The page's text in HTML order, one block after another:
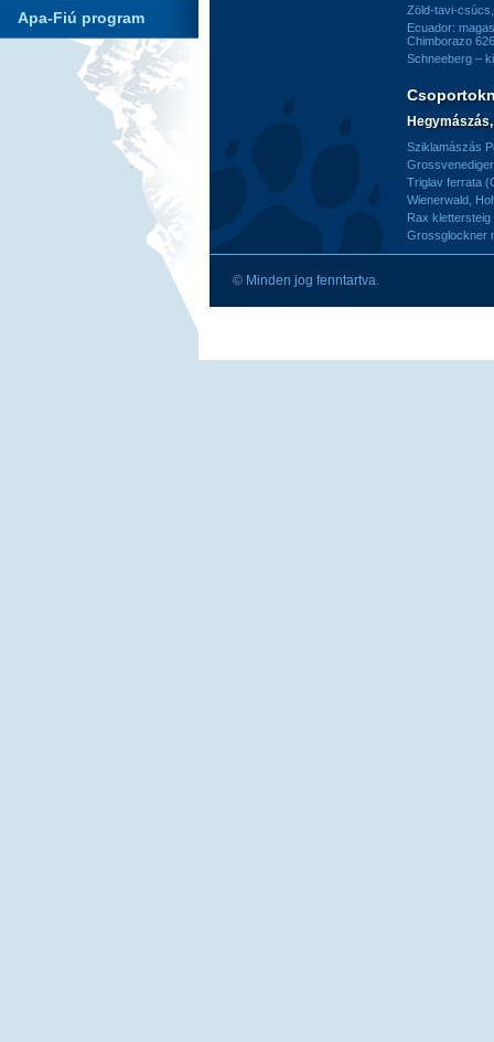
Apa-Fiú program
Zöld-tavi-
Ecuador:
Chimborazo
Schneeberg –
Sziklamászás
Triglav ferrata
Wienerwald,
Rax
Grossglockner
© Minden jog fenntartva.